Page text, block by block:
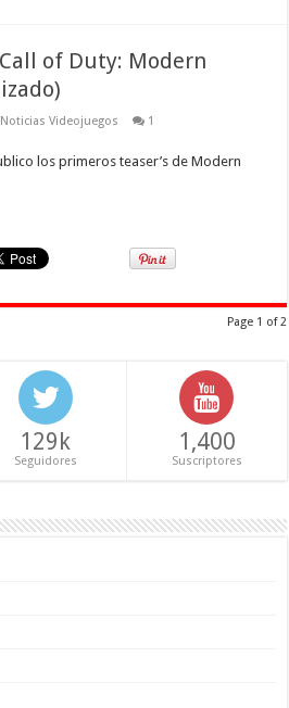
of Duty: Modern
Noticias Videojuegos 1
los primeros teaser’s de Modern
Page 1 of 2
129k
Seguidores
1,400
Suscriptores